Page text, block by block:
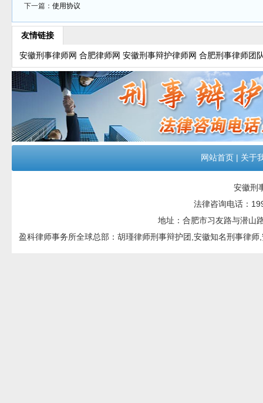
下一篇： 使用协议
友情链接
安徽刑事律师网 合肥律师网 安徽刑事辩护律师网 合肥刑事律师团
网站首页 | 关于
安徽刑
法律咨询电话：
地址：合肥市习友路与潜山
盈科律师事务所全球总部：胡瑾律师刑事辩护团,安徽知名刑事律